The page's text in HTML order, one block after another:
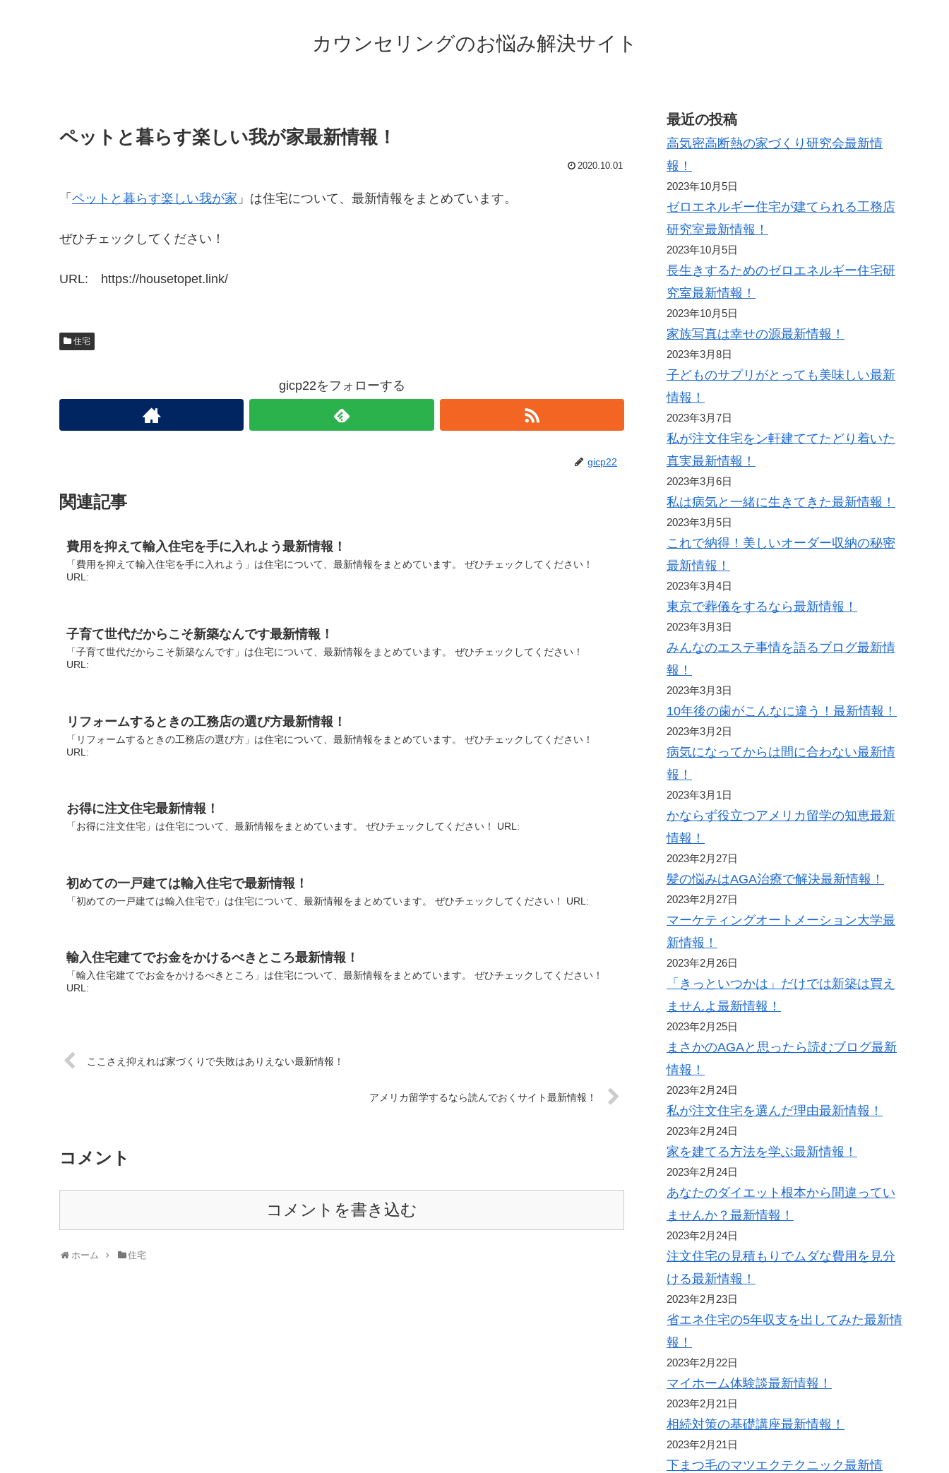
カウンセリングのお悩み解決サイト
ペットと暮らす楽しい我が家最新情報！
2020.10.01
「 ペットと暮らす楽しい我が家 」は住宅について、最新情報をまとめています。
ぜひチェックしてください！
URL: https://housetopet.link/
住宅
gicp22をフォローする
gicp22
関連記事
費用を抑えて輸入住宅を手に入れよう最新情報！
「費用を抑えて輸入住宅を手に入れよう」は住宅について、最新情報をまとめています。 ぜひチェックしてください！
URL:
子育て世代だからこそ新築なんです最新情報！
「子育て世代だからこそ新築なんです」は住宅について、最新情報をまとめています。 ぜひチェックしてください！
URL:
リフォームするときの工務店の選び方最新情報！
「リフォームするときの工務店の選び方」は住宅について、最新情報をまとめています。 ぜひチェックしてください！
URL:
お得に注文住宅最新情報！
「お得に注文住宅」は住宅について、最新情報をまとめています。 ぜひチェックしてください！ URL:
初めての一戸建ては輸入住宅で最新情報！
「初めての一戸建ては輸入住宅で」は住宅について、最新情報をまとめています。 ぜひチェックしてください！ URL:
輸入住宅建てでお金をかけるべきところ最新情報！
「輸入住宅建てでお金をかけるべきところ」は住宅について、最新情報をまとめています。 ぜひチェックしてください！
URL:
ここさえ抑えれば家づくりで失敗はありえない最新情報！
アメリカ留学するなら読んでおくサイト最新情報！
コメント
コメントを書き込む
ホーム 住宅
最近の投稿
高気密高断熱の家づくり研究会最新情
報！
2023年10月5日
ゼロエネルギー住宅が建てられる工務店
研究室最新情報！
2023年10月5日
長生きするためのゼロエネルギー住宅研
究室最新情報！
2023年10月5日
家族写真は幸せの源最新情報！
2023年3月8日
子どものサプリがとっても美味しい最新
情報！
2023年3月7日
私が注文住宅をン軒建ててたどり着いた
真実最新情報！
2023年3月6日
私は病気と一緒に生きてきた最新情報！
2023年3月5日
これで納得！美しいオーダー収納の秘密
最新情報！
2023年3月4日
東京で葬儀をするなら最新情報！
2023年3月3日
みんなのエステ事情を語るブログ最新情
報！
2023年3月3日
10年後の歯がこんなに違う！最新情報！
2023年3月2日
病気になってからは間に合わない最新情
報！
2023年3月1日
かならず役立つアメリカ留学の知恵最新
情報！
2023年2月27日
髪の悩みはAGA治療で解決最新情報！
2023年2月27日
マーケティングオートメーション大学最
新情報！
2023年2月26日
「きっといつかは」だけでは新築は買え
ませんよ最新情報！
2023年2月25日
まさかのAGAと思ったら読むブログ最新
情報！
2023年2月24日
私が注文住宅を選んだ理由最新情報！
2023年2月24日
家を建てる方法を学ぶ最新情報！
2023年2月24日
あなたのダイエット根本から間違ってい
ませんか？最新情報！
2023年2月24日
注文住宅の見積もりでムダな費用を見分
ける最新情報！
2023年2月23日
省エネ住宅の5年収支を出してみた最新情
報！
2023年2月22日
マイホーム体験談最新情報！
2023年2月21日
相続対策の基礎講座最新情報！
2023年2月21日
下まつ毛のマツエクテクニック最新情